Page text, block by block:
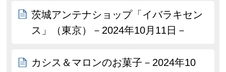
茨城アンテナショップ「イバラキセン
ス」（東京）－2024年10月11日－
カシス＆マロンのお菓子－2024年10